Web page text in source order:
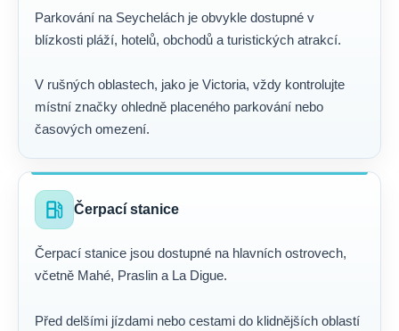
Parkování na Seychelách je obvykle dostupné v
blízkosti pláží, hotelů, obchodů a turistických atrakcí.
V rušných oblastech, jako je Victoria, vždy kontrolujte
místní značky ohledně placeného parkování nebo
časových omezení.
local_gas_station Čerpací stanice
Čerpací stanice jsou dostupné na hlavních ostrovech,
včetně Mahé, Praslin a La Digue.
Před delšími jízdami nebo cestami do klidnějších oblastí